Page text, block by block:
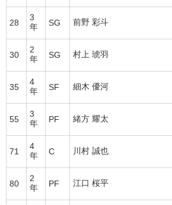
28
3
年
SG 前野 彩斗
30
2
年
SG 村上 琥羽
35
4
年
SF 細木 優河
55
3
年
PF 緒方 耀太
71
4
年
C 川村 誠也
80
2
年
PF 江口 桜平